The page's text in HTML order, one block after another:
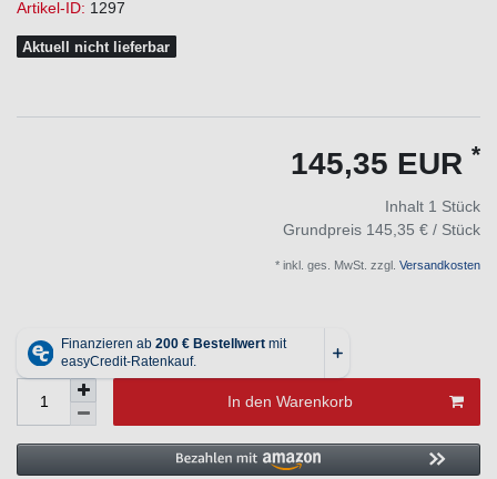
Artikel-ID: 1297
Aktuell nicht lieferbar
145,35 EUR *
Inhalt 1 Stück
Grundpreis 145,35 € / Stück
* inkl. ges. MwSt. zzgl. Versandkosten
In den Warenkorb